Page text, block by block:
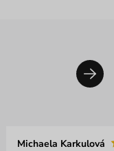
Michaela Karkulová